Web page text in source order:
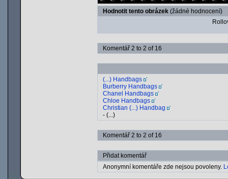
Hodnotit tento obrázek (žádné hodnocení)
Komentář 2 to 2 of 16
(...) Handbags
Burberry Handbags
Chanel Handbags
Chloe Handbags
Christian (...) Handbag
- (...)
Komentář 2 to 2 of 16
Přidat komentář
Anonymní komentáře zde nejsou povoleny.